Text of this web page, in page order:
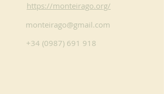
https://monteirago.org/
monteirago@gmail.com
+34 (0987) 691 918